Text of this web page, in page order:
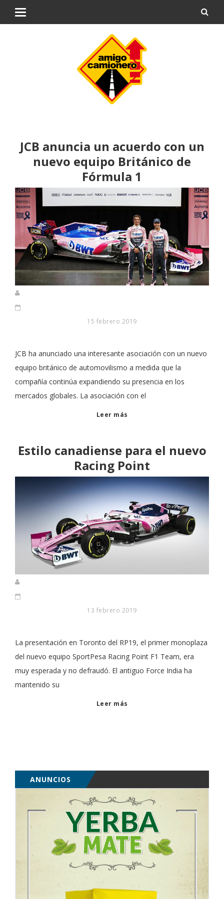
JCB anuncia un acuerdo con un
nuevo equipo Británico de
Fórmula 1
15 febrero 2019
JCB ha anunciado una interesante asociación con un nuevo
equipo británico de automovilismo a medida que la
compañía continúa expandiendo su presencia en los
mercados globales. La asociación con el
Leer más
Estilo canadiense para el nuevo
Racing Point
13 febrero 2019
La presentación en Toronto del RP19, el primer monoplaza
del nuevo equipo SportPesa Racing Point F1 Team, era
muy esperada y no defraudó. El antiguo Force India ha
mantenido su
Leer más
ANUNCIOS